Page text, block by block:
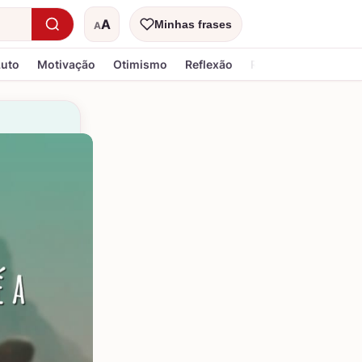
AA
Tamanho do textoMinhas frases
Motivação Otimismo Reflexão Religiosa